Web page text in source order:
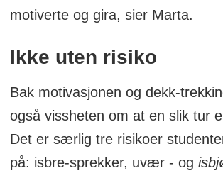
motiverte og gira, sier Marta.
Ikke uten risiko
Bak motivasjonen og dekk-
også vissheten om at en slik tur
Det er særlig tre risikoer
på: isbre-sprekker, uvær - og